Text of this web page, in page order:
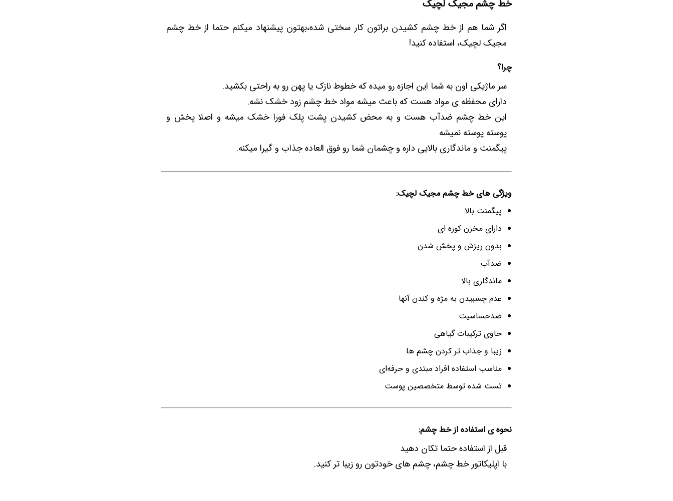
خط چشم مجیک لچیک
اگر شما هم از خط چشم کشیدن براتون کار سختی شده،بهتون پیشنهاد میکنم حتما از خط چشم
مجیک لچیک، استفاده کنید!
چرا؟
سر ماژیکی اون به شما این اجازه رو میده که خطوط نازک یا پهن رو به راحتی بکشید.
دارای محفظه ی مواد هست که باعث میشه مواد خط چشم زود خشک نشه.
این خط چشم ضدآب هست و به محض کشیدن پشت پلک فورا خشک میشه و اصلا پخش و
پوسته پوسته نمیشه
پیگمنت و ماندگاری بالایی داره و چشمان شما رو فوق العاده جذاب و گیرا میکنه.
ویژگی های خط چشم مجیک لچیک:
پیگمنت بالا
دارای مخزن کوزه ای
بدون ریزش و پخش شدن
ضدآب
ماندگاری بالا
عدم چسبیدن به مژه و کندن آنها
ضدحساسیت
حاوی ترکیبات گیاهی
زیبا و جذاب تر کردن چشم ها
مناسب استفاده افراد مبتدی و حرفه‌ای
تست شده توسط متخصصین پوست
نحوه ی استفاده از خط چشم:
قبل از استفاده حتما تکان دهید
با اپلیکاتور خط چشم، چشم های خودتون رو زیبا تر کنید.